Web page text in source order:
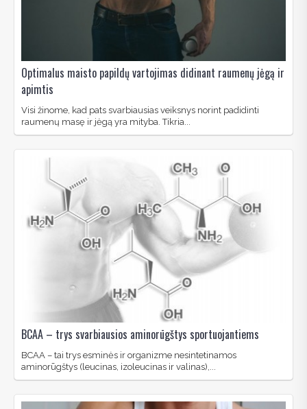
Optimalus maisto papildų vartojimas didinant raumenų jėgą ir
apimtis
Visi žinome, kad pats svarbiausias veiksnys norint padidinti
raumenų masę ir jėgą yra mityba. Tikria...
BCAA – trys svarbiausios aminorūgštys sportuojantiems
BCAA – tai trys esminės ir organizme nesintetinamos
aminorūgštys (leucinas, izoleucinas ir valinas),...